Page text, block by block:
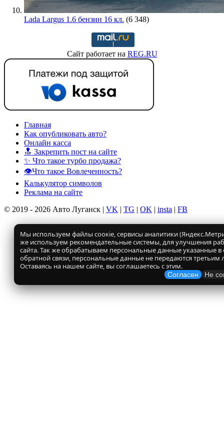
Lada Largus 1.6 бензин 16 кл. (6 348)
Сайт работает на REG.RU
Главная
Как опубликовать авто?
Онлайн касса
🔝 Закрепить пост на сайте
✨ Что такое турбо продажа?
👁️Что такое Вовлеченность?
Калькулятор символов
Реклама на сайте
© 2019 - 2026 Авто Луганск | VK | TG | OK | insta | FB
Мы используем файлы соокіе, сервисы аналитики
же используем рекомендательные системы, для улучшения
сайта. Так же обрабатываем персональные данные указанные
обратной связи, персональные данные не передаются третьим
Оставаясь на нашем сайте, вы соглашаетесь с этим.
Согласен Не